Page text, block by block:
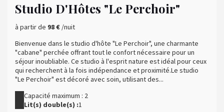
Studio D'Hôtes "Le Perchoir"
à partir de 98 € /nuit
Bienvenue dans le studio d'hôte "Le Perchoir", une charmante
"cabane" perchée offrant tout le confort nécessaire pour un
séjour inoubliable. Ce studio à l'esprit nature est idéal pour ceux
qui recherchent à la fois indépendance et proximité.Le studio
"Le Perchoir" est décoré avec soin, utilisant des...
Capacité maximum : 2
Lit(s) double(s) :1